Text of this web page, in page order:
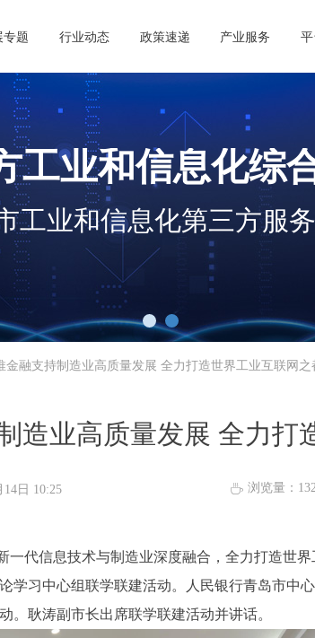
专题 行业动态 政策速递 产业服务
工业和信息化综
工业和信息化第三方服
造业高质量发展 全力打
金融支持制造业高质量发展 全力打造世界工业互联网之
一代信息技术与制造业深度融合，全力打造世
学习中心组联学联建活动。人民银行青岛市中
。耿涛副市长出席联学联建活动并讲话。
14日 10:25 ꄘ 浏览量：